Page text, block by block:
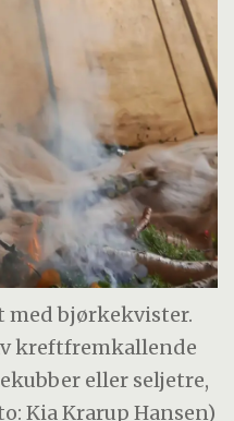
bjørkekvister.
kreftfremkallende
eller seljetre,
Kia Krarup Hansen)